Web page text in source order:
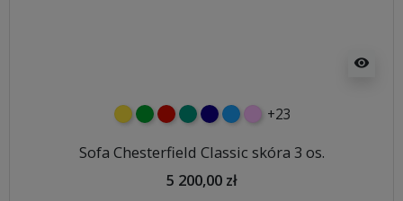
visibility
żółtyzielonyczerwony
turkusowy
granatowy
niebieski
różowy
+23
Sofa Chesterfield Classic skóra 3 os.
5 200,00 zł